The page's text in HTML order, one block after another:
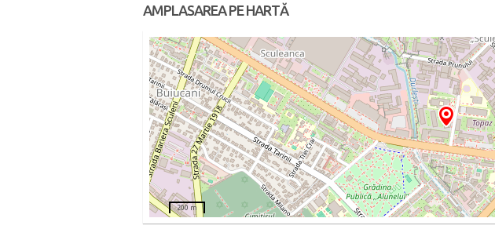
AMPLASAREA PE HARTĂ
200 m